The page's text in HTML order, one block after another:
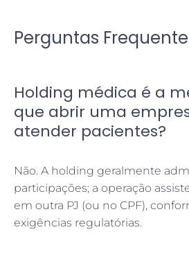
Perguntas
Holding médica é a
que abrir uma
atender pacientes?
Não. A holding geralmente
participações; a operação
em outra PJ (ou no CPF),
exigências regulatórias.